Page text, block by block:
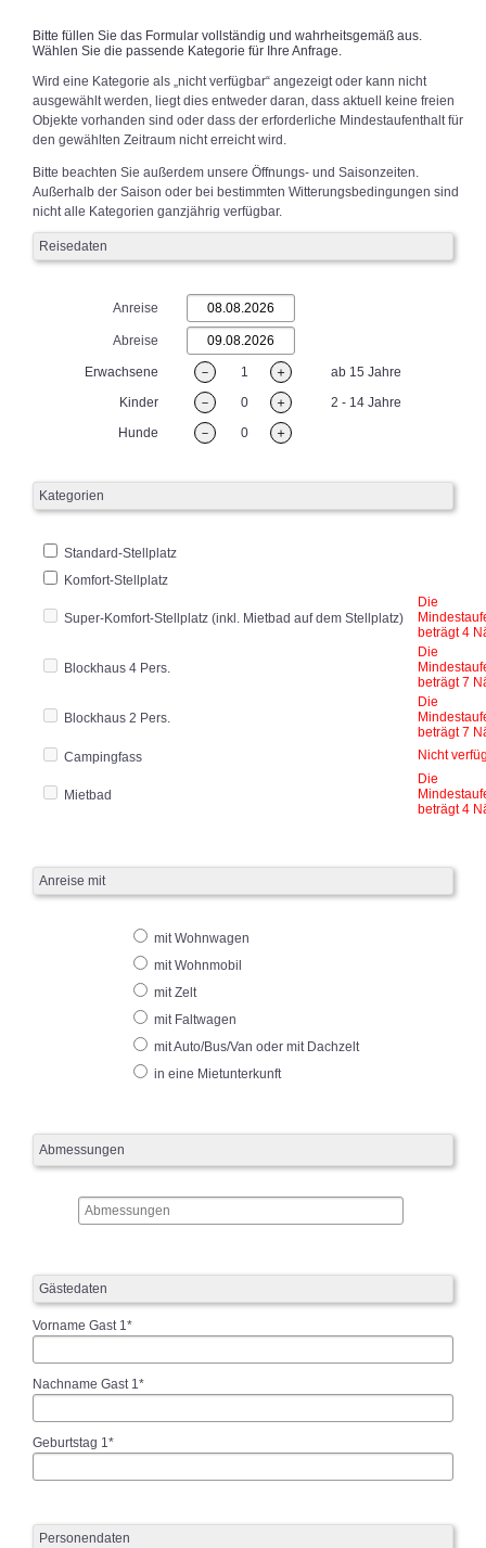
Bitte füllen Sie das Formular vollständig und wahrheitsgemäß aus.
Wählen Sie die passende Kategorie für Ihre Anfrage.
Wird eine Kategorie als „nicht verfügbar“ angezeigt oder kann nicht
ausgewählt werden, liegt dies entweder daran, dass aktuell keine freien
Objekte vorhanden sind oder dass der erforderliche Mindestaufenthalt für
den gewählten Zeitraum nicht erreicht wird.
Bitte beachten Sie außerdem unsere Öffnungs- und Saisonzeiten.
Außerhalb der Saison oder bei bestimmten Witterungsbedingungen sind
nicht alle Kategorien ganzjährig verfügbar.
Reisedaten
Anreise
Abreise
Erwachsene － 1 ＋
ab 15 Jahre
Kinder
－ 0 ＋
2 - 14 Jahre
Hunde
－ 0 ＋
Kategorien
Standard-Stellplatz
Komfort-Stellplatz
Super-Komfort-Stellplatz (inkl. Mietbad auf dem Stellplatz)
Die
beträgt 4
Blockhaus 4 Pers.
Die
beträgt 7
Blockhaus 2 Pers.
Die
beträgt 7
Campingfass
Nicht
Mietbad
Die
beträgt 4
Anreise mit
mit Wohnwagen
mit Wohnmobil
mit Zelt
mit Faltwagen
mit Auto/Bus/Van oder mit Dachzelt
in eine Mietunterkunft
Abmessungen
Gästedaten
Vorname Gast 1*
Nachname Gast 1*
Geburtstag 1*
Personendaten